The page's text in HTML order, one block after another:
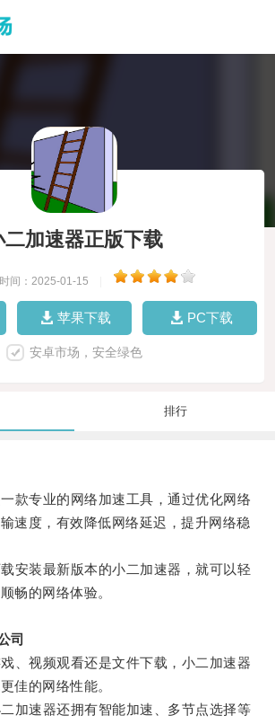
二加速器正版下载
时间：2025-01-15
苹果下载 PC下载
安卓市场，安全绿色
排行
专业的网络加速工具，通过优化网络
速度，有效降低网络延迟，提升网络稳
装最新版本的小二加速器，就可以轻
畅的网络体验。
司
视频观看还是文件下载，小二加速器
佳的网络性能。
速器还拥有智能加速、多节点选择等